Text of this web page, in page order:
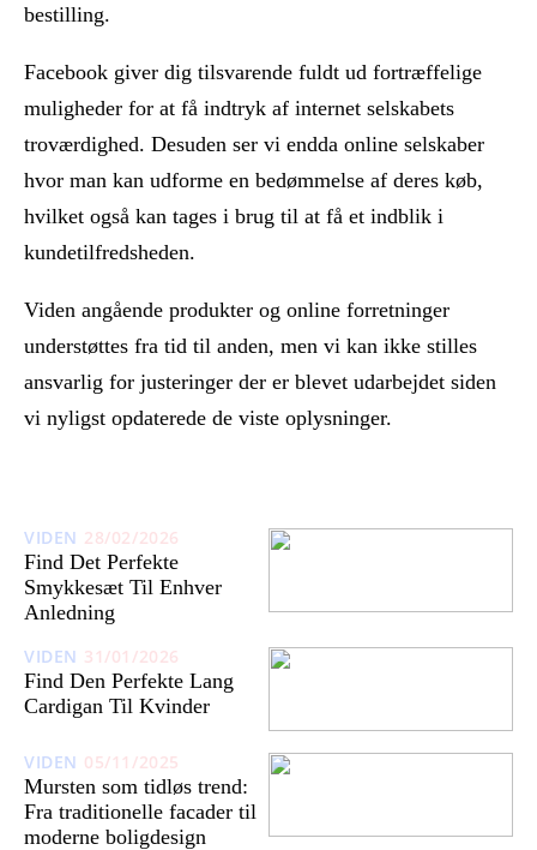
bestilling.
Facebook giver dig tilsvarende fuldt ud fortræffelige
muligheder for at få indtryk af internet selskabets
troværdighed. Desuden ser vi endda online selskaber
hvor man kan udforme en bedømmelse af deres køb,
hvilket også kan tages i brug til at få et indblik i
kundetilfredsheden.
Viden angående produkter og online forretninger
understøttes fra tid til anden, men vi kan ikke stilles
ansvarlig for justeringer der er blevet udarbejdet siden
vi nyligst opdaterede de viste oplysninger.
VIDEN 28/02/2026
Find Det Perfekte
Smykkesæt Til Enhver
Anledning
VIDEN 31/01/2026
Find Den Perfekte Lang
Cardigan Til Kvinder
VIDEN 05/11/2025
Mursten som tidløs trend:
Fra traditionelle facader til
moderne boligdesign